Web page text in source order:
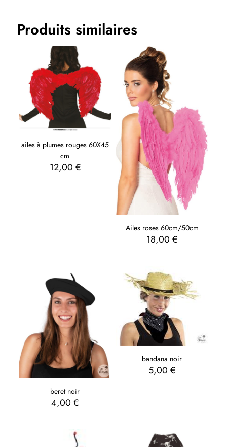
Produits similaires
ailes à plumes rouges 60X45
cm
12,00 €
Ailes roses 60cm/50cm
18,00 €
beret noir
4,00€
bandana noir
5,00 €